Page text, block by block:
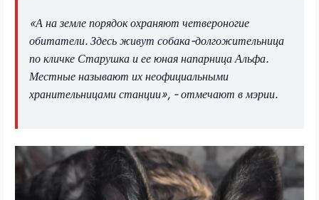
«А на земле порядок охраняют четвероногие
обитатели. Здесь живут собака-долгожительница
по кличке Старушка и ее юная напарница Альфа.
Местные называют их неофициальными
хранительницами станции», - отмечают в мэрии.